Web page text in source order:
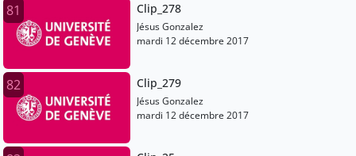
81 Clip_278
Jésus Gonzalez
mardi 12 décembre 2017
82 Clip_279
Jésus Gonzalez
mardi 12 décembre 2017